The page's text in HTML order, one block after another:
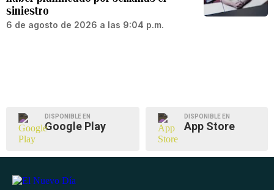
siniestro
6 de agosto de 2026 a las 9:04 p.m.
DISPONIBLE EN
Google Play
DISPONIBLE EN
App Store